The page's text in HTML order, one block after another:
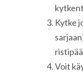
Kytke
Voit